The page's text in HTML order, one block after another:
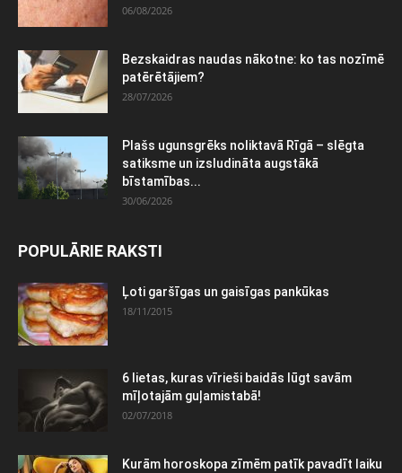
06/08/2026
Bezskaidras naudas nākotne: ko tas nozīmē
patērētājiem?
28/07/2026
Plašs ugunsgrēks noliktavā Rīgā – slēgta
satiksme un izsludināta augstākā
bīstamības...
30/06/2026
POPULĀRIE RAKSTI
Ļoti garšīgas un gaisīgas pankūkas
18/11/2015
6 lietas, kuras vīrieši baidās lūgt savām
mīļotajām guļamistabā!
02/07/2018
Kurām horoskopa zīmēm patīk pavadīt laiku